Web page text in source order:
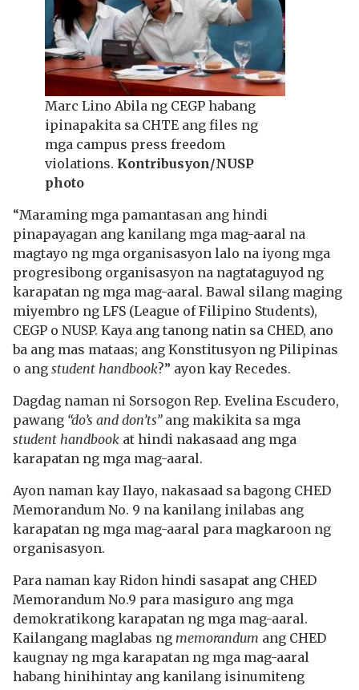
Marc Lino Abila ng CEGP habang
ipinapakita sa CHTE ang files ng
mga campus press freedom
violations. Kontribusyon/NUSP
photo
“Maraming mga pamantasan ang hindi
pinapayagan ang kanilang mga mag-aaral na
magtayo ng mga organisasyon lalo na iyong mga
progresibong organisasyon na nagtataguyod ng
karapatan ng mga mag-aaral. Bawal silang maging
miyembro ng LFS (League of Filipino Students),
CEGP o NUSP. Kaya ang tanong natin sa CHED, ano
ba ang mas mataas; ang Konstitusyon ng Pilipinas
o ang student handbook?” ayon kay Recedes.
Dagdag naman ni Sorsogon Rep. Evelina Escudero,
pawang “do’s and don’ts”ang makikita sa mga
student handbook at hindi nakasaad ang mga
karapatan ng mga mag-aaral.
Ayon naman kay Ilayo, nakasaad sa bagong CHED
Memorandum No. 9 na kanilang inilabas ang
karapatan ng mga mag-aaral para magkaroon ng
organisasyon.
Para naman kay Ridon hindi sasapat ang CHED
Memorandum No.9 para masiguro ang mga
demokratikong karapatan ng mga mag-aaral.
Kailangang maglabas ng memorandum ang CHED
kaugnay ng mga karapatan ng mga mag-aaral
habang hinihintay ang kanilang isinumiteng